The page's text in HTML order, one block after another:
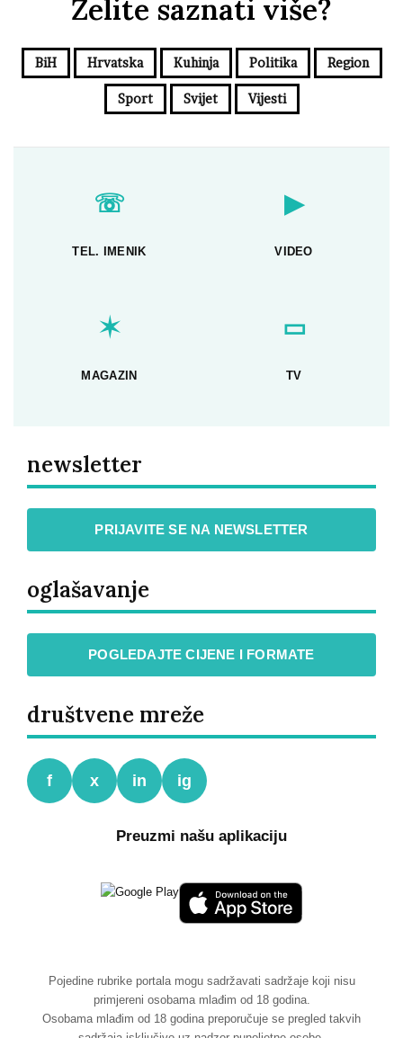
Želite saznati više?
BiH Hrvatska Kuhinja Politika Region
Sport Svijet Vijesti
☏
TEL. IMENIK
▶
VIDEO
✶
MAGAZIN
▭
TV
newsletter
PRIJAVITE SE NA NEWSLETTER
oglašavanje
POGLEDAJTE CIJENE I FORMATE
društvene mreže
f x in ig
Preuzmi našu aplikaciju
Pojedine rubrike portala mogu sadržavati sadržaje koji nisu
primjereni osobama mlađim od 18 godina.
Osobama mlađim od 18 godina preporučuje se pregled takvih